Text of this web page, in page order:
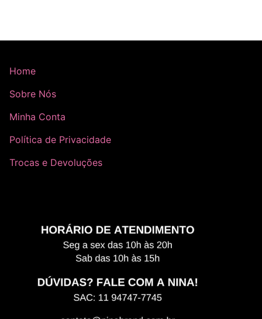
Home
Sobre Nós
Minha Conta
Política de Privacidade
Trocas e Devoluções